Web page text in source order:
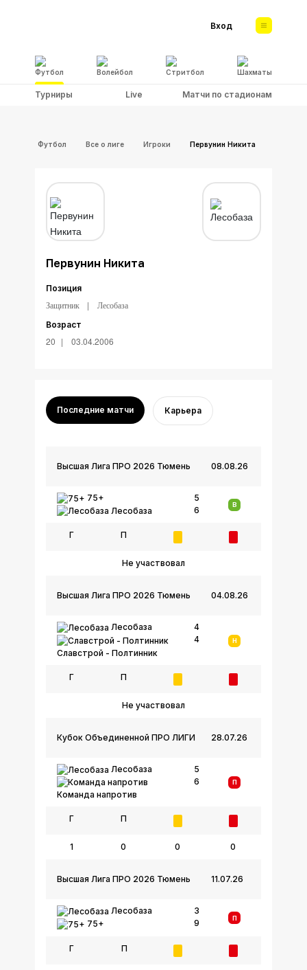
Футбол Волейбол Стритбол Шахматы
Вход
Турниры Live Матчи по стадионам
Футбол Все о лиге Игроки Первунин Никита
Первунин Никита
Позиция
Защитник Лесобаза
Возраст
20 03.04.2006
Последние матчи Карьера
08.08.26
Высшая Лига ПРО 2026 Тюмень
75+
Лесобаза
5
6
В
Г П
Не участвовал
04.08.26
Высшая Лига ПРО 2026 Тюмень
Лесобаза
Славстрой - Полтинник
4
4
Н
Г П
Не участвовал
28.07.26
Кубок Объединенной ПРО ЛИГИ
Лесобаза
Команда напротив
5
6
П
Г П
1 0 0 0
11.07.26
Высшая Лига ПРО 2026 Тюмень
Лесобаза
75+
3
9
П
Г П